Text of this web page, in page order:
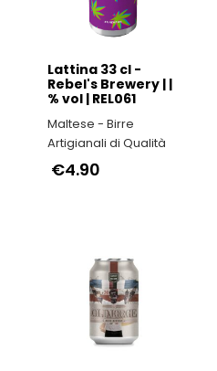
Lattina 33 cl -
Rebel's Brewery | |
% vol | REL061
Maltese - Birre
Artigianali di Qualità
€4.90